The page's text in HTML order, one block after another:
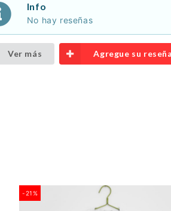
Info
No hay reseñas
Ver más Agregue su reseña
-21%